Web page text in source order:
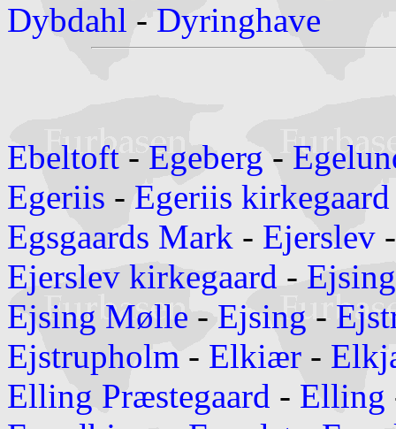
Dybdahl - Dyringhave
Ebeltoft - Egeberg -
Egeriis - Egeriis kirkegaard
Egsgaards Mark - Ejerslev
Ejerslev kirkegaard - Ejsing
Ejsing Mølle - Ejsing -
Ejstrupholm - Elkiær -
Elling Præstegaard - Elling